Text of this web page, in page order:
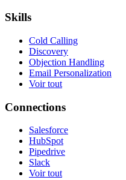
Skills
Cold Calling
Discovery
Objection Handling
Email Personalization
Voir tout
Connections
Salesforce
HubSpot
Pipedrive
Slack
Voir tout